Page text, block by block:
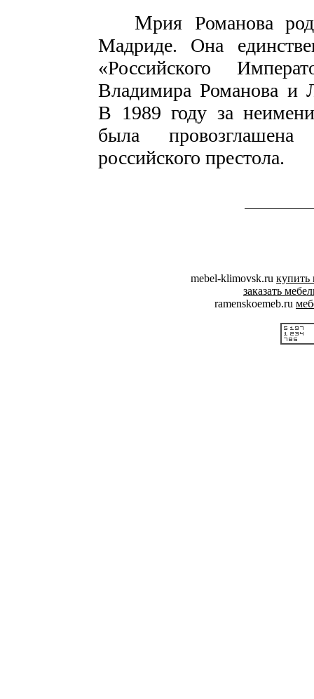
Мрия Романова
Мадриде. Она
«Российского
Владимира Романова и
В 1989 году за
была
российского престола.
mebel-klimovsk.ru купить
заказать
ramenskoemeb.ru